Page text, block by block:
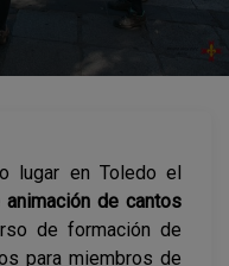
lugar en Toledo el
de cantos
de formación de
para miembros de